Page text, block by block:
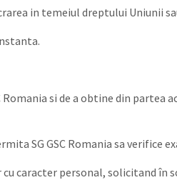
in temeiul dreptului Uniunii
si de a obtine din
SG GSC Romania sa verifice
caracter personal, solicitand